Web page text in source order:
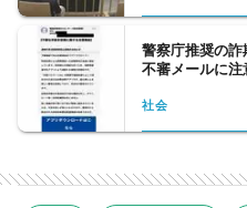
警察庁推奨の
不審メールに
社会